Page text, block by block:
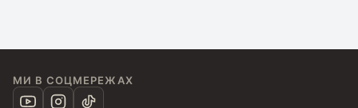
МИ В СОЦМЕРЕЖАХ